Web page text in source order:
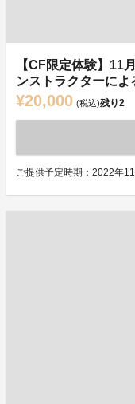
【CF限定体験】
ンストラクターによ
¥20,000 (税込)残り2
ご提供予定時期：2022年